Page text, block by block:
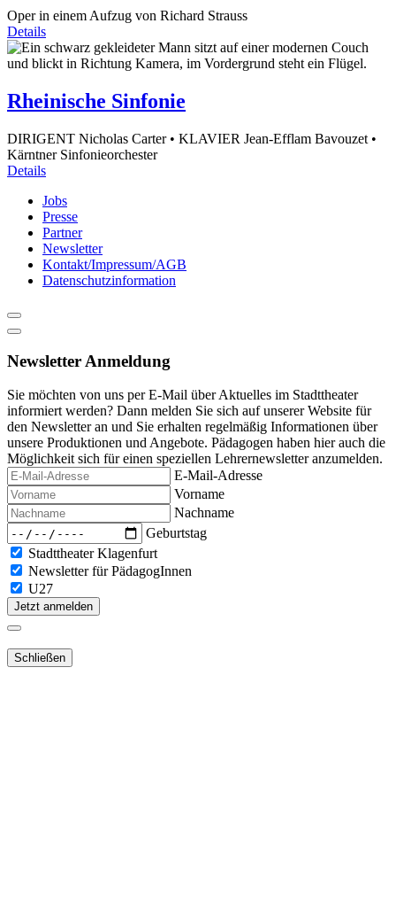
Oper in einem Aufzug von Richard Strauss
Details
Rheinische Sinfonie
DIRIGENT Nicholas Carter • KLAVIER Jean-Efflam Bavouzet •
Kärntner Sinfonieorchester
Details
Jobs
Presse
Partner
Newsletter
Kontakt/Impressum/AGB
Datenschutzinformation
Newsletter Anmeldung
Sie möchten von uns per E-Mail über Aktuelles im Stadttheater
informiert werden? Dann melden Sie sich auf unserer Website für
den Newsletter an und Sie erhalten regelmäßig Informationen über
unsere Produktionen und Angebote. Pädagogen haben hier auch die
Möglichkeit sich für einen speziellen Lehrernewsletter anzumelden.
E-Mail-Adresse
Vorname
Nachname
Geburtstag
Stadttheater Klagenfurt
Newsletter für PädagogInnen
U27
Jetzt anmelden
Schließen